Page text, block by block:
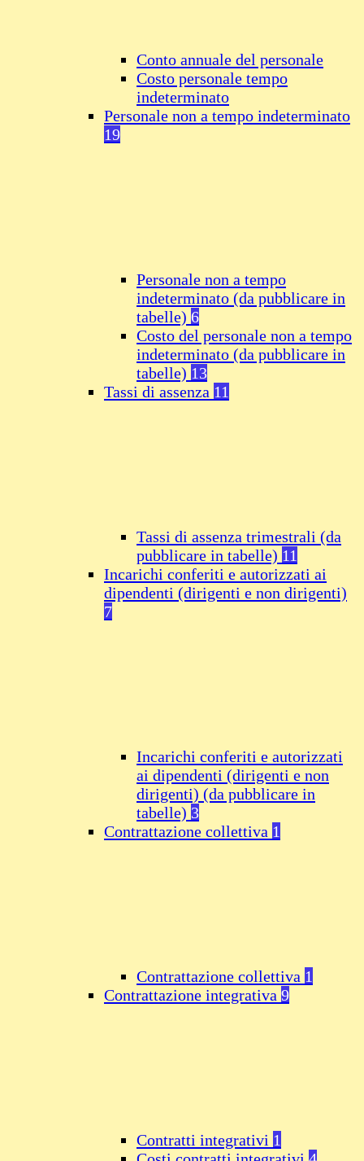
Conto annuale del personale
Costo personale tempo
indeterminato
Personale non a tempo indeterminato
19
Personale non a tempo
indeterminato (da pubblicare in
tabelle) 6
Costo del personale non a tempo
indeterminato (da pubblicare in
tabelle) 13
Tassi di assenza 11
Tassi di assenza trimestrali (da
pubblicare in tabelle) 11
Incarichi conferiti e autorizzati ai
dipendenti (dirigenti e non dirigenti)
7
Incarichi conferiti e autorizzati
ai dipendenti (dirigenti e non
dirigenti) (da pubblicare in
tabelle) 3
Contrattazione collettiva 1
Contrattazione collettiva 1
Contrattazione integrativa 9
Contratti integrativi 1